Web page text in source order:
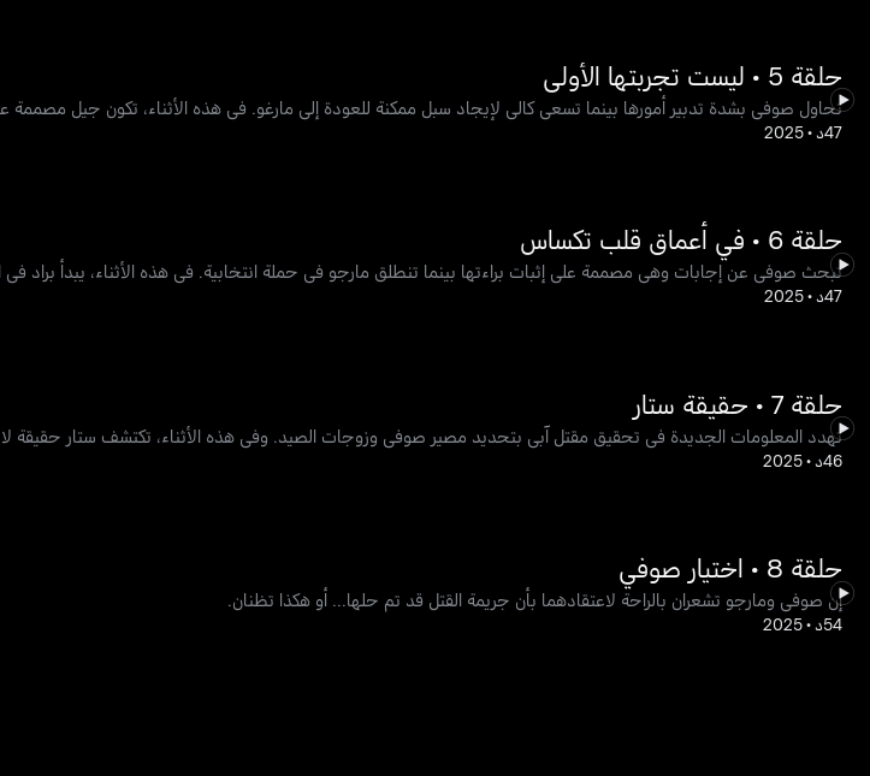
حلقة 5 • ليست تجربتها الأولى
تحاول صوفي بشدة تدبير أمورها بينما تسعى كالي لإيجاد سبل ممكنة للعودة إلى مارغو. في هذه الأثناء، تكون جيل مصممة
47د •
2025
حلقة 6 • في أعماق قلب تكساس
تبحث صوفي عن إجابات وهي مصممة على إثبات براءتها بينما تنطلق مارجو في حملة انتخابية. في هذه الأثناء، يبدأ براد
47د •
2025
حلقة 7 • حقيقة ستار
تهدد المعلومات الجديدة في تحقيق مقتل آبي بتحديد مصير صوفي وزوجات الصيد. وفي هذه الأثناء، تكتشف ستار حقيقة
46د •
2025
حلقة 8 • اختيار صوفي
إن صوفي ومارجو تشعران بالراحة لاعتقادهما بأن جريمة القتل قد تم حلها... أو هكذا تظنان.
54د •
2025